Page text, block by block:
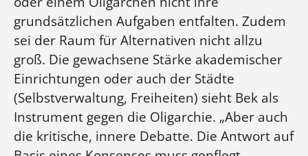
grundsätzlichen Aufgaben entfalten. Zudem
sei der Raum für Alternativen nicht allzu
groß. Die gewachsene Stärke akademischer
Einrichtungen oder auch der Städte
(Selbstverwaltung, Freiheiten) sieht Bek als
Instrument gegen die Oligarchie. „Aber auch
die kritische, innere Debatte. Die Antwort auf
Kontakt:
Kontaktformular